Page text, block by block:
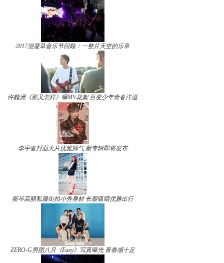
2017混凝草音乐节回顾：一整片天空的乐章
许魏洲《那又怎样》曝MV花絮 百变少年青春洋溢
李宇春封面大片优雅帅气 新专辑即将发布
斯琴高丽私服街拍小秀身材 长腿吸睛优雅出行
ZERO-G男团八月《Easy》写真曝光 青春感十足